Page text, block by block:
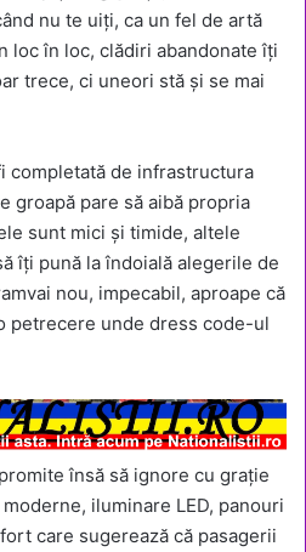
nu te uiți, ca un fel de artă
loc în loc, clădiri abandonate îți
trece, ci uneori stă și se mai
completată de infrastructura
groapă pare să aibă propria
sunt mici și timide, altele
îți pună la îndoială alegerile de
nou, impecabil, aproape că
petrecere unde dress code-ul
însă să ignore cu grație
iluminare LED, panouri
care sugerează că pasagerii